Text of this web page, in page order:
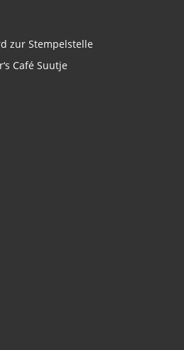
zur Stempelstelle
Café Suutje